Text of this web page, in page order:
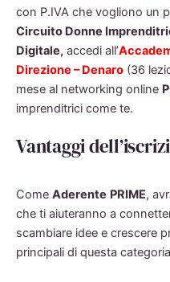
con P.IVA che vogliono un
Circuito Donne
Digitale, accedi all’
Direzione – Denaro (36
mese al networking online
imprenditrici come te.
Vantaggi
Come Aderente PRIME,
che ti aiuteranno a
scambiare idee e crescere
principali di questa